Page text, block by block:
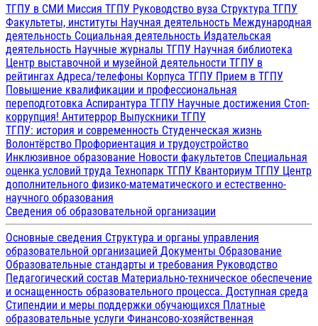
ТГПУ в СМИ Миссия ТГПУ Руководство вуза Структура ТГПУ
Факультеты, институты Научная деятельность Международная
деятельность Социальная деятельность Издательская
деятельность Научные журналы ТГПУ Научная библиотека
Центр выставочной и музейной деятельности ТГПУ в
рейтингах Адреса/телефоны Корпуса ТГПУ Прием в ТГПУ
Повышение квалификации и профессиональная
переподготовка Аспирантура ТГПУ Научные достижения Стоп-
коррупция! Антитеррор Выпускники ТГПУ
ТГПУ: история и современность Студенческая жизнь
Волонтёрство Профориентация и трудоустройство
Инклюзивное образование Новости факультетов Специальная
оценка условий труда Технопарк ТГПУ Кванториум ТГПУ Центр
дополнительного физико-математического и естественно-
научного образования
Сведения об образовательной организации
Основные сведения Структура и органы управления
образовательной организацией Документы Образование
Образовательные стандарты и требования Руководство
Педагогический состав Материально-техническое обеспечение
и оснащенность образовательного процесса. Доступная среда
Стипендии и меры поддержки обучающихся Платные
образовательные услуги Финансово-хозяйственная